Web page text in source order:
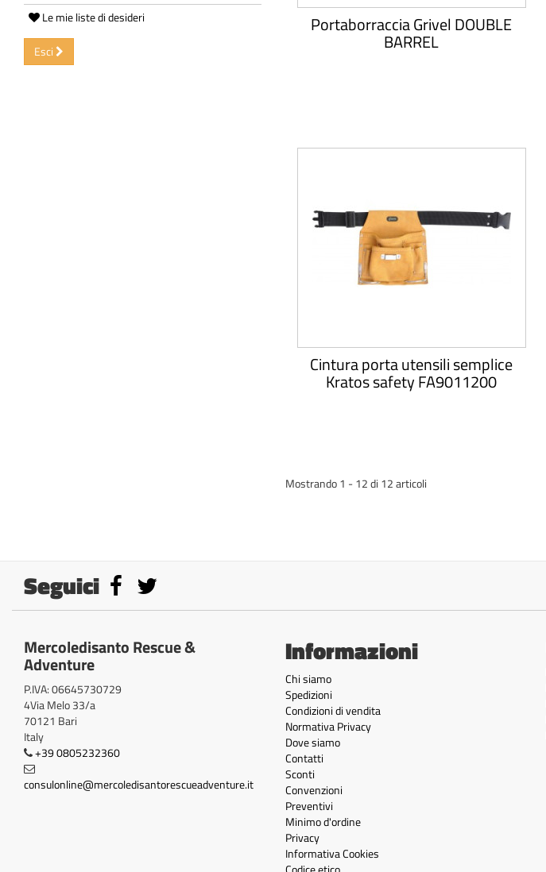
Le mie liste di desideri
Esci
Portaborraccia Grivel DOUBLE
BARREL
Cintura porta utensili semplice
Kratos safety FA9011200
Mostrando 1 - 12 di 12 articoli
Seguici
Mercoledisanto Rescue &
Adventure
P.IVA: 06645730729
4Via Melo 33/a
70121 Bari
Italy
+39 0805232360
consulonline@mercoledisantorescueadventure.it
Informazioni
Chi siamo
Spedizioni
Condizioni di vendita
Normativa Privacy
Dove siamo
Contatti
Sconti
Convenzioni
Preventivi
Minimo d'ordine
Privacy
Informativa Cookies